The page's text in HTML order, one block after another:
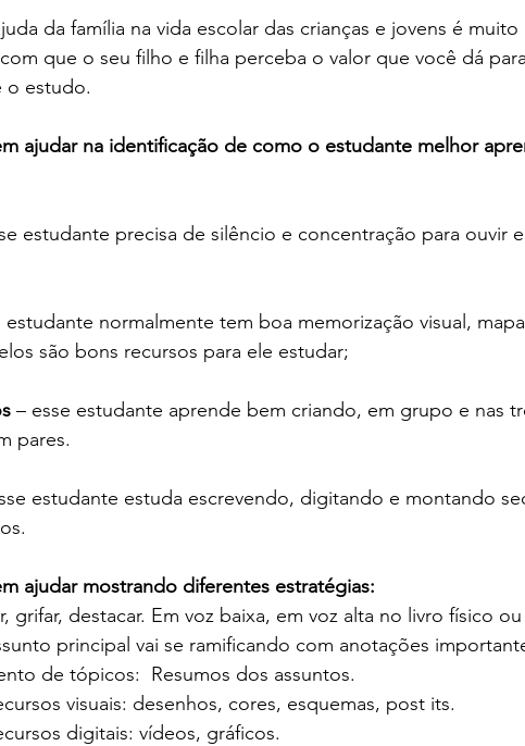
Colégio Augusto Laranja Rainha da Paz | SchoolAdvisor
Aubrick Escola | SchoolAdvisor Kindy Escola Americana
Eduque | SchoolAdvisor Escola AB Sabin | SchoolAdvisor
Camino School | SchoolAdvisor Escola Roda Viva |
da família na vida escolar das crianças e jovens é
que o seu filho e filha perceba o valor que você dá
o estudo.
ajudar na identificação de como o estudante melhor
estudante precisa de silêncio e concentração para ouvir
estudante normalmente tem boa memorização visual,
são bons recursos para ele estudar;
– esse estudante aprende bem criando, em grupo e nas
pares.
estudante estuda escrevendo, digitando e montando
ajudar mostrando diferentes estratégias:
grifar, destacar. Em voz baixa, em voz alta no livro físico
principal vai se ramificando com anotações
de tópicos:  Resumos dos assuntos.
visuais: desenhos, cores, esquemas, post its.
digitais: vídeos, gráficos.